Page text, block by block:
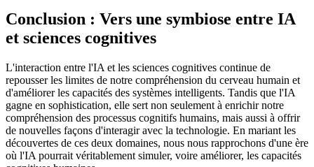
Conclusion : Vers une symbiose entre IA
et sciences cognitives
L'interaction entre l'IA et les sciences cognitives continue de
repousser les limites de notre compréhension du cerveau humain et
d'améliorer les capacités des systèmes intelligents. Tandis que l'IA
gagne en sophistication, elle sert non seulement à enrichir notre
compréhension des processus cognitifs humains, mais aussi à offrir
de nouvelles façons d'interagir avec la technologie. En mariant les
découvertes de ces deux domaines, nous nous rapprochons d'une ère
où l'IA pourrait véritablement simuler, voire améliorer, les capacités